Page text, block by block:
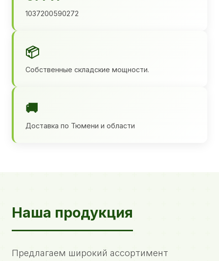
1037200590272
📦
Собственные складские мощности.
🚚
Доставка по Тюмени и области
Наша продукция
Предлагаем широкий ассортимент